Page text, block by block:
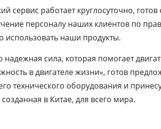
сервис работает круглосуточно, готов
персоналу наших клиентов по
использовать наши продукты.
сила, которая помогает
в двигателе жизни», готов
технического оборудования и
в Китае, для всего мира.